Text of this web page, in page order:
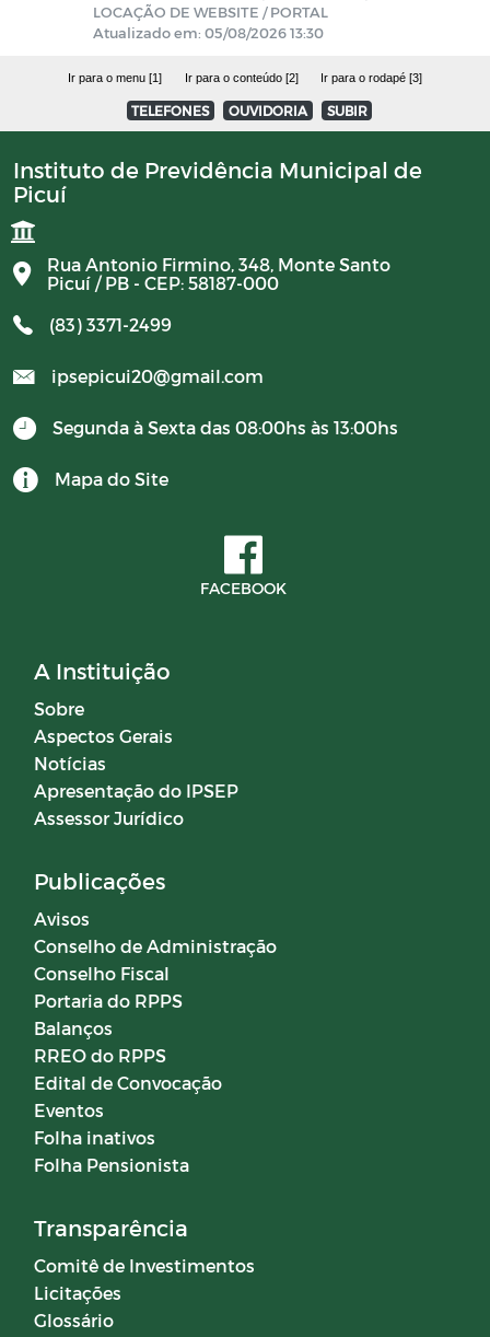
BALANCETES 2023
CONVENIOS 2023
BALANCETES 2024
COMITER DE INVESTIMENTO 2024
Documentos
Editais
Diário oficial
COMITÊ DE INVESTIMENTOS
LOCAÇÃO DE WEBSITE / PORTAL
Atualizado em: 05/08/2026 13:30
Ir para o menu [1] Ir para o conteúdo [2] Ir para o rodapé [3]
TELEFONES OUVIDORIA SUBIR
Instituto de Previdência Municipal de
Picuí
Rua Antonio Firmino, 348, Monte Santo
Picuí / PB - CEP: 58187-000
(83) 3371-2499
ipsepicui20@gmail.com
Segunda à Sexta das 08:00hs às 13:00hs
Mapa do Site
FACEBOOK
A Instituição
Sobre
Aspectos Gerais
Notícias
Apresentação do IPSEP
Assessor Jurídico
Publicações
Avisos
Conselho de Administração
Conselho Fiscal
Portaria do RPPS
Balanços
RREO do RPPS
Edital de Convocação
Eventos
Folha inativos
Folha Pensionista
Transparência
Comitê de Investimentos
Licitações
Glossário